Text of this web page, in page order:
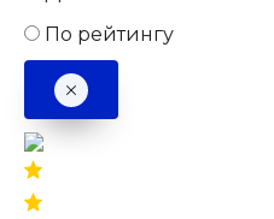
По рейтингу